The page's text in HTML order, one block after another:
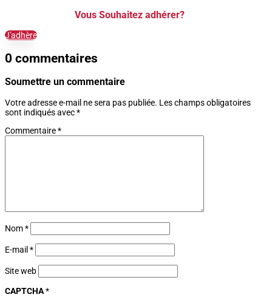
Vous Souhaitez adhérer?
J'adhère
0 commentaires
Soumettre un commentaire
Votre adresse e-mail ne sera pas publiée. Les champs obligatoires
sont indiqués avec*
Commentaire*
Nom*
E-mail *
Site web
CAPTCHA*